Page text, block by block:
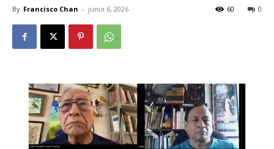
By Francisco Chan - junio 6, 2026 0
60